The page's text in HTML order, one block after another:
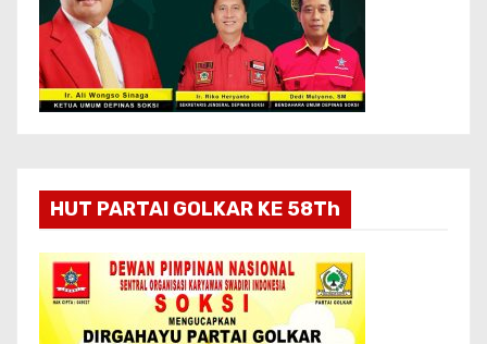
HUT PARTAI GOLKAR KE 58Th